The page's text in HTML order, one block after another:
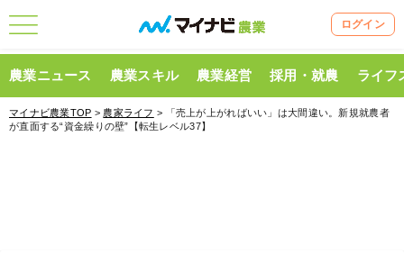
ログイン
農業ニュース 農業スキル 農業経営 採用・就農 ライフ
マイナビ農業TOP > 農家ライフ > 「売上が上がればいい」は大間違い。新規就農者
が直面する“資金繰りの壁”【転生レベル37】